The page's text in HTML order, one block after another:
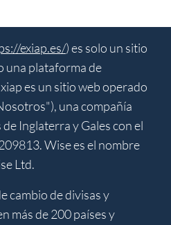
exiap.es/) es solo un sitio
una plataforma de
es un sitio web operado
una compañía
Inglaterra y Gales con el
Wise es el nombre
Ltd.
cambio de divisas y
más de 200 países y